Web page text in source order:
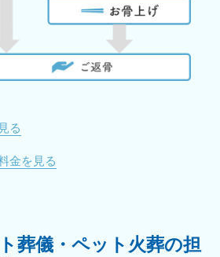
る
金を見る
葬儀・ペット火葬の担